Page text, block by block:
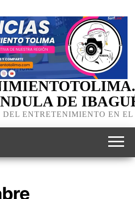
DE
DEL ENTRETENIMIENTO EN